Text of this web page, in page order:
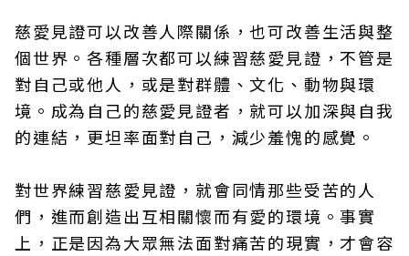
慈愛見證可以改善人際關係，也可改善生活與整
個世界。各種層次都可以練習慈愛見證，不管是
對自己或他人，或是對群體、文化、動物與環
境。成為自己的慈愛見證者，就可以加深與自我
的連結，更坦率面對自己，減少羞愧的感覺。
對世界練習慈愛見證，就會同情那些受苦的人
們，進而創造出互相關懷而有愛的環境。事實
上，正是因為大眾無法面對痛苦的現實，才會容